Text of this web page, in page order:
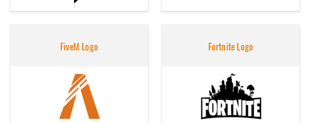
FiveM Logo Fortnite Logo